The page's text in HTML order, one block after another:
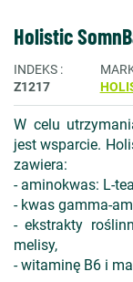
Holistic
INDEKS
Z1217
W celu
jest wsparcie.
zawiera:
- aminokwas: L-
- kwas gamma-
- ekstrakty
melisy,
- witaminę B6 i